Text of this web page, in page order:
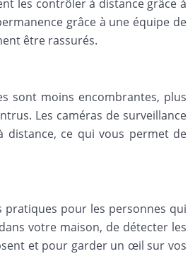
les contrôler à distance grâce à
grâce à une équipe de
être rassurés.
sont moins encombrantes, plus
Les caméras de surveillance
distance, ce qui vous permet de
pour les personnes qui
votre maison, de détecter les
et pour garder un œil sur vos